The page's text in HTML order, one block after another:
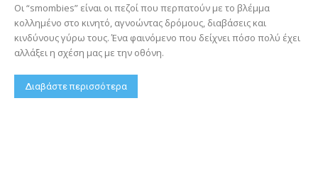
Οι “smombies” είναι οι πεζοί που περπατούν με το βλέμμα
κολλημένο στο κινητό, αγνοώντας δρόμους, διαβάσεις και
κινδύνους γύρω τους. Ένα φαινόμενο που δείχνει πόσο πολύ έχει
αλλάξει η σχέση μας με την οθόνη.
Διαβάστε περισσότερα